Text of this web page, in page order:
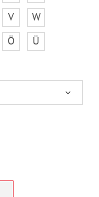
V
W
Ö
Ü